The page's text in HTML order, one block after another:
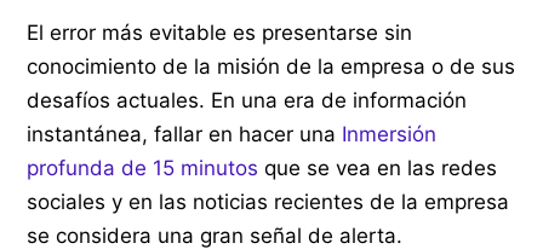
El error más evitable es presentarse sin
conocimiento de la misión de la empresa o de sus
desafíos actuales. En una era de información
instantánea, fallar en hacer una Inmersión
profunda de 15 minutos que se vea en las redes
sociales y en las noticias recientes de la empresa
se considera una gran señal de alerta.